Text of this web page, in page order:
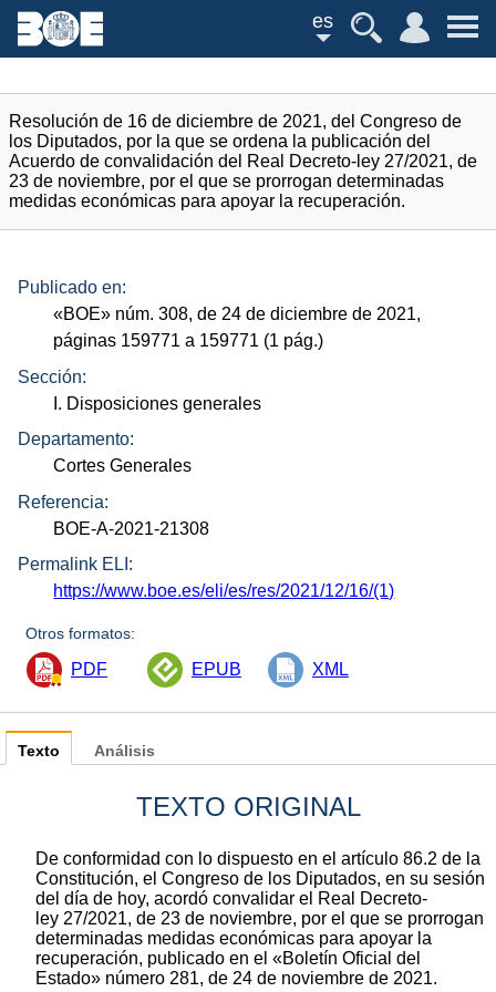
es
Resolución de 16 de diciembre de 2021, del Congreso de
los Diputados, por la que se ordena la publicación del
Acuerdo de convalidación del Real Decreto-ley 27/2021, de
23 de noviembre, por el que se prorrogan determinadas
medidas económicas para apoyar la recuperación.
Publicado en:
«BOE» núm. 308, de 24 de diciembre de 2021,
páginas 159771 a 159771 (1 pág.)
Sección:
I. Disposiciones generales
Departamento:
Cortes Generales
Referencia:
BOE-A-2021-21308
Permalink ELI:
https://www.boe.es/eli/es/res/2021/12/16/(1)
Otros formatos:
PDF EPUB XML
Texto
TEXTO ORIGINAL
De conformidad con lo dispuesto en el artículo 86.2 de la
Constitución, el Congreso de los Diputados, en su sesión
del día de hoy, acordó convalidar el Real Decreto-
ley 27/2021, de 23 de noviembre, por el que se prorrogan
determinadas medidas económicas para apoyar la
recuperación, publicado en el «Boletín Oficial del
Estado» número 281, de 24 de noviembre de 2021.
Análisis